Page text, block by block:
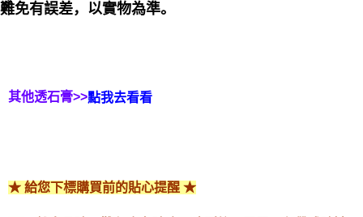
難免有誤差，以實物為準。
其他透石膏>>點我去看看
★ 給您下標購買前的貼心提醒 ★